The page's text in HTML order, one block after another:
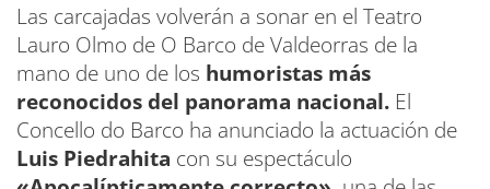
Las carcajadas volverán a sonar en el Teatro
Lauro Olmo de O Barco de Valdeorras de la
mano de uno de los humoristas más
reconocidos del panorama nacional. El
Concello do Barco ha anunciado la actuación de
Luis Piedrahita con su espectáculo